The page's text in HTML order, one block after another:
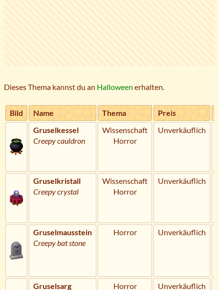
Dieses Thema kannst du an Halloween erhalten.
Bild Name Thema Preis
Gruselkessel
Creepy cauldron
Wissenschaft
Horror
Unverkäuflich
Gruselkristall
Creepy crystal
Wissenschaft
Horror
Unverkäuflich
Gruselmausstein
Creepy bat stone
Horror Unverkäuflich
Gruselsarg
Horror Unverkäuflich